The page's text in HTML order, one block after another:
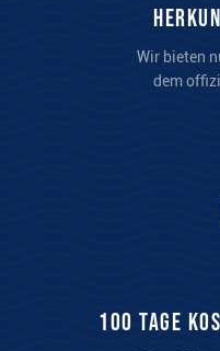
Wir bieten
dem
100 Tage